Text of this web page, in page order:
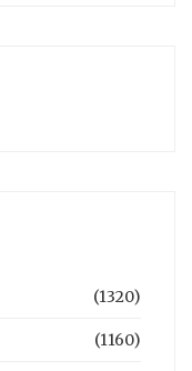
(1320)
(1160)